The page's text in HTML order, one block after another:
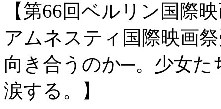
【第66回ベルリン国
アムネスティ国際映画
向き合うのか─。少女た
涙する。】